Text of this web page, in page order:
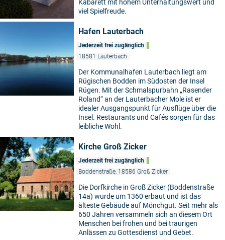
Kabarett mit hohem Unterhaltungswert und
viel Spielfreude.
Hafen Lauterbach
Jederzeit frei zugänglich
18581 Lauterbach
Der Kommunalhafen Lauterbach liegt am
Rügischen Bodden im Südosten der Insel
Rügen. Mit der Schmalspurbahn „Rasender
Roland“ an der Lauterbacher Mole ist er
idealer Ausgangspunkt für Ausflüge über die
Insel. Restaurants und Cafés sorgen für das
leibliche Wohl.
Kirche Groß Zicker
Jederzeit frei zugänglich
Boddenstraße, 18586 Groß Zicker
Die Dorfkirche in Groß Zicker (Boddenstraße
14a) wurde um 1360 erbaut und ist das
älteste Gebäude auf Mönchgut. Seit mehr als
650 Jahren versammeln sich an diesem Ort
Menschen bei frohen und bei traurigen
Anlässen zu Gottesdienst und Gebet.